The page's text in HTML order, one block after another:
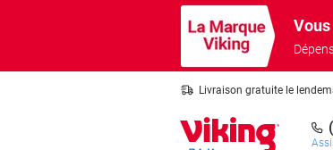
Vous
Livraison gratuite le